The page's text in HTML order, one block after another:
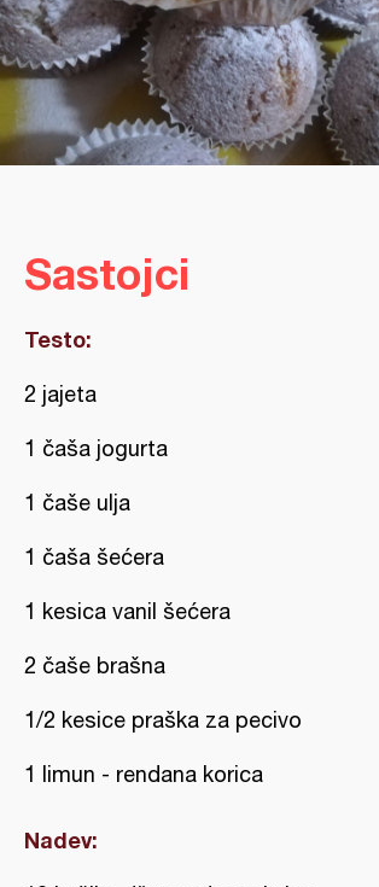
Sastojci
Testo:
2 jajeta
1 čaša jogurta
1 čaše ulja
1 čaša šećera
1 kesica vanil šećera
2 čaše brašna
1/2 kesice praška za pecivo
1 limun - rendana korica
Nadev: